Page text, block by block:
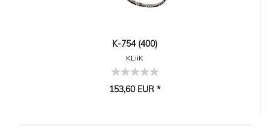
K-754 (400)
KLiiK
153,60 EUR *